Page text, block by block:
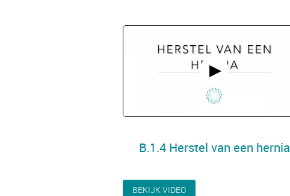
B.1.4 Herstel van een hernia
BEKIJK VIDEO